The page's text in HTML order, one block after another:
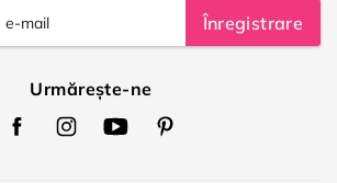
Înregistrare
Urmărește-ne
Zuty
Facebook
Zuty
Instagram
Zuty
Youtube
Zuty
Pinterest